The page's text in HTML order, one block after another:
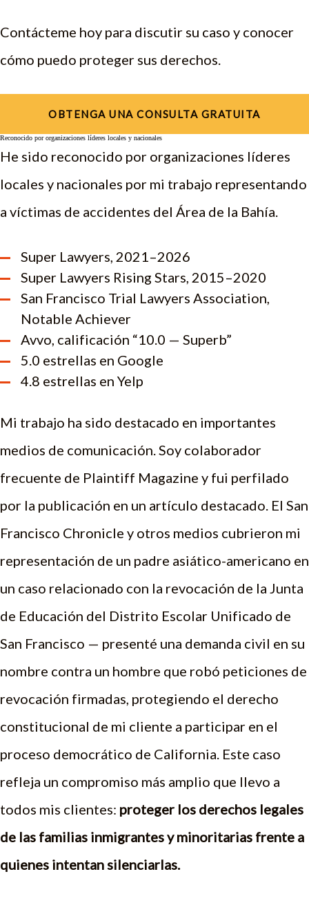
Contácteme hoy para discutir su caso y conocer
cómo puedo proteger sus derechos.
OBTENGA UNA CONSULTA GRATUITA
Reconocido por organizaciones líderes locales y nacionales
He sido reconocido por organizaciones líderes
locales y nacionales por mi trabajo representando
a víctimas de accidentes del Área de la Bahía.
Super Lawyers, 2021–2026
Super Lawyers Rising Stars, 2015–2020
San Francisco Trial Lawyers Association,
Notable Achiever
Avvo, calificación “10.0 — Superb”
5.0 estrellas en Google
4.8 estrellas en Yelp
Mi trabajo ha sido destacado en importantes
medios de comunicación. Soy colaborador
frecuente de Plaintiff Magazine y fui perfilado
por la publicación en un artículo destacado. El San
Francisco Chronicle y otros medios cubrieron mi
representación de un padre asiático-americano en
un caso relacionado con la revocación de la Junta
de Educación del Distrito Escolar Unificado de
San Francisco — presenté una demanda civil en su
nombre contra un hombre que robó peticiones de
revocación firmadas, protegiendo el derecho
constitucional de mi cliente a participar en el
proceso democrático de California. Este caso
refleja un compromiso más amplio que llevo a
todos mis clientes: proteger los derechos legales
de las familias inmigrantes y minoritarias frente a
quienes intentan silenciarlas.